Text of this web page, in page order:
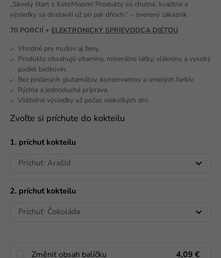
„Skvelý štart s KetoMixom! Produkty sú chutné, kvalitné a
výsledky sa dostavili už po pár dňoch.“ – overený zákazník
70 PORCIÍ + ELEKTRONICKÝ SPRIEVODCA DIÉTOU
Vhodné pre mužov aj ženy.
Produkty obsahujú vitamíny, minerálne látky, vlákninu a vysoký
podiel bielkovín.
Bez pridaných glutamátov, konzervantov a umelých farbív.
Rýchla a jednoduchá príprava.
Viditeľné výsledky už počas niekoľkých dní.
Zvoľte si príchute do kokteilu
1. príchuť kokteilu
2. príchuť kokteilu
Změnit obsah balíčku 4,09 €